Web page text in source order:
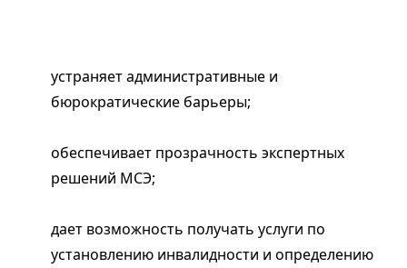
устраняет административные и
бюрократические барьеры;
обеспечивает прозрачность экспертных
решений МСЭ;
дает возможность получать услуги по
установлению инвалидности и определению